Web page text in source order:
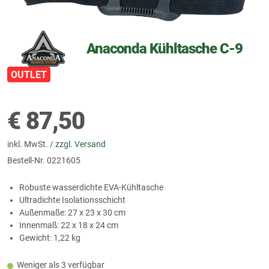
Anaconda Kühltasche C-9
OUTLET
€ 87,50
inkl. MwSt. /zzgl. Versand
Bestell-Nr. 0221605
Robuste wasserdichte EVA-Kühltasche
Ultradichte Isolationsschicht
Außenmaße: 27 x 23 x 30 cm
Innenmaß: 22 x 18 x 24 cm
Gewicht: 1,22 kg
Weniger als 3 verfügbar